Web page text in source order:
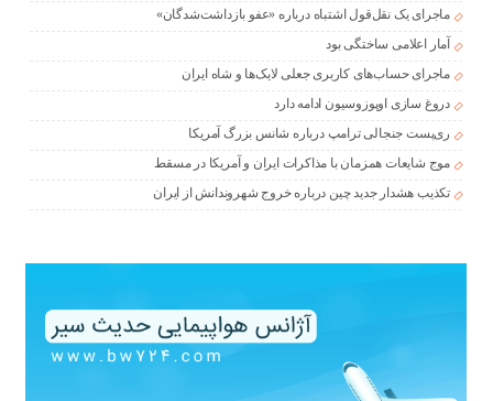
ماجرای یک نقل‌قول اشتباه درباره «عفو بازداشت‌شدگان»
آمار اعلامی ساختگی بود
ماجرای حساب‌های کاربری جعلی لایک‌ها و شاه ایران
دروغ سازی اوپوزوسیون ادامه دارد
ری‌پست جنجالی ترامپ درباره شانس بزرگ آمریکا
موج شایعات همزمان با مذاکرات ایران و آمریکا در مسقط
تکذیب هشدار جدید چین درباره خروج شهروندانش از ایران